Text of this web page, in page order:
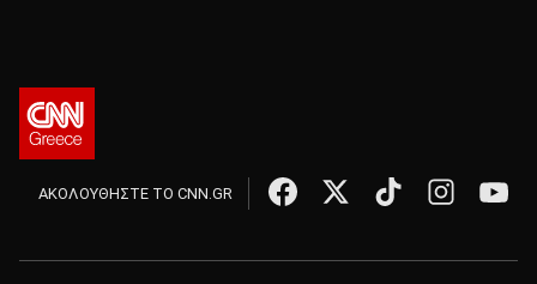
ΑΚΟΛΟΥΘΗΣΤΕ ΤΟ CNN.GR